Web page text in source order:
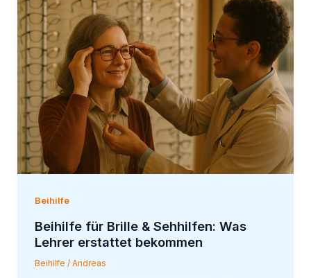
Beihilfe
Beihilfe für Brille & Sehhilfen: Was
Lehrer erstattet bekommen
Beihilfe / Andreas